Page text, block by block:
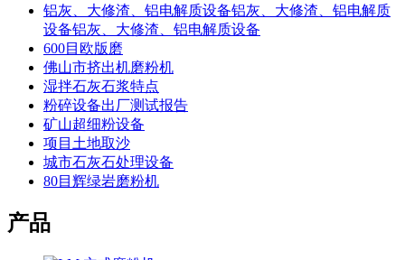
铝灰、大修渣、铝电解质设备铝灰、大修渣、铝电解质
设备铝灰、大修渣、铝电解质设备
600目欧版磨
佛山市挤出机磨粉机
湿拌石灰石浆特点
粉碎设备出厂测试报告
矿山超细粉设备
项目土地取沙
城市石灰石处理设备
80目辉绿岩磨粉机
产品